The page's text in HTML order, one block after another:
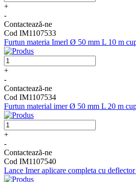
+
-
Contactează-ne
Cod IM1107533
Furtun materia Imerl Ø 50 mm L 10 m
+
-
Contactează-ne
Cod IM1107534
Furtun material imer Ø 50 mm L 20 m
+
-
Contactează-ne
Cod IM1107540
Lance Imer aplicare completa cu